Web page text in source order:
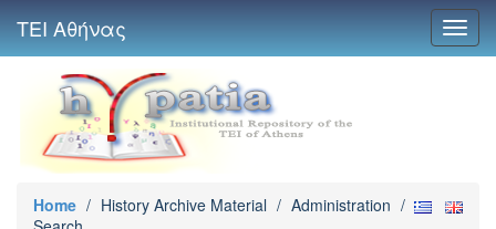
ΤΕΙ Αθήνας
Home / History Archive Material / Administration /